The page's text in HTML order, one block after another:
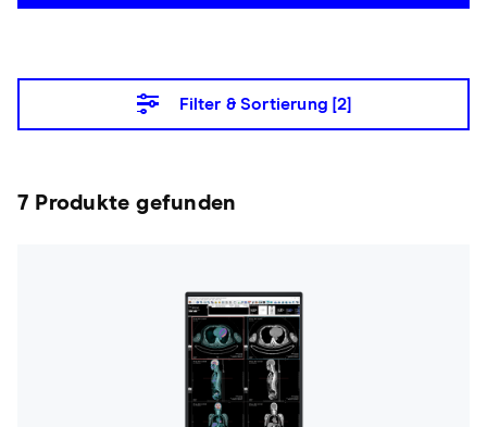
Filter & Sortierung [2]
7 Produkte gefunden